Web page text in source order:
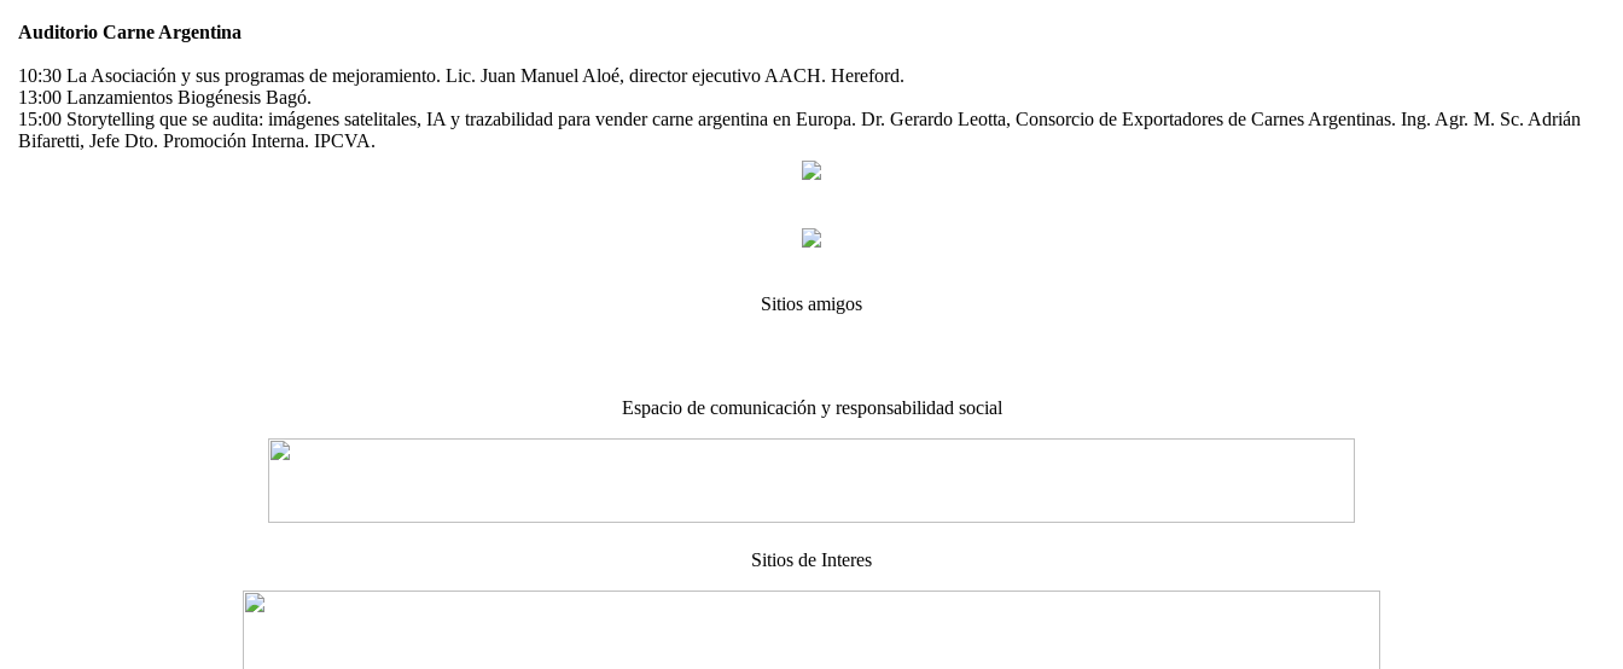
Auditorio Carne Argentina
10:30 La Asociación y sus programas de mejoramiento. Lic. Juan Manuel Aloé, director ejecutivo AACH. Hereford.
13:00 Lanzamientos Biogénesis Bagó.
15:00 Storytelling que se audita: imágenes satelitales, IA y trazabilidad para vender carne argentina en Europa. Dr. Gerardo Leotta, Consorcio de Exportadores de Carnes Argentinas. Ing. Agr. M. Sc. Adrián
Bifaretti, Jefe Dto. Promoción Interna. IPCVA.
Sitios amigos
Espacio de comunicación y responsabilidad social
Sitios de Interes